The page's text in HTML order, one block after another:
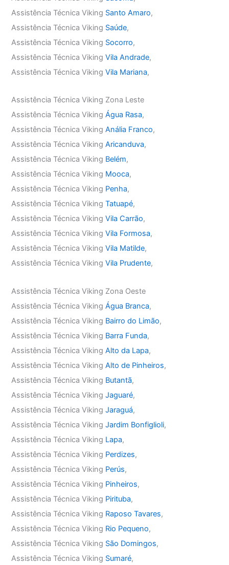
Assistência Técnica Viking Santo Amaro,
Assistência Técnica Viking Saúde,
Assistência Técnica Viking Socorro,
Assistência Técnica VikingVila Andrade,
Assistência Técnica VikingVila Mariana,
Assistência Técnica Viking Zona Leste
Assistência Técnica VikingÁgua Rasa,
Assistência Técnica VikingAnália Franco,
Assistência Técnica VikingAricanduva,
Assistência Técnica Viking Belém,
Assistência Técnica Viking Mooca,
Assistência Técnica Viking Penha,
Assistência Técnica VikingTatuapé,
Assistência Técnica VikingVila Carrão,
Assistência Técnica VikingVila Formosa,
Assistência Técnica VikingVila Matilde,
Assistência Técnica VikingVila Prudente,
Assistência Técnica Viking Zona Oeste
Assistência Técnica VikingÁgua Branca,
Assistência Técnica Viking Bairro do Limão,
Assistência Técnica Viking Barra Funda,
Assistência Técnica VikingAlto da Lapa,
Assistência Técnica VikingAlto de Pinheiros,
Assistência Técnica Viking Butantã,
Assistência Técnica VikingJaguaré,
Assistência Técnica VikingJaraguá,
Assistência Técnica VikingJardim Bonfiglioli,
Assistência Técnica Viking Lapa,
Assistência Técnica Viking Perdizes,
Assistência Técnica Viking Perús,
Assistência Técnica Viking Pinheiros,
Assistência Técnica Viking Pirituba,
Assistência Técnica Viking Raposo Tavares,
Assistência Técnica Viking Rio Pequeno,
Assistência Técnica Viking São Domingos,
Assistência Técnica Viking Sumaré,